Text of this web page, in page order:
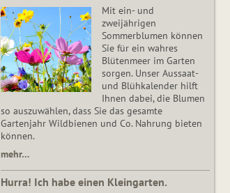
Mit ein- und
zweijährigen
Sommerblumen können
Sie für ein wahres
Blütenmeer im Garten
sorgen. Unser Aussaat-
und Blühkalender hilft
Ihnen dabei, die Blumen
so auszuwählen, dass Sie das gesamte
Gartenjahr Wildbienen und Co. Nahrung bieten
können.
mehr…
Hurra! Ich habe einen Kleingarten.